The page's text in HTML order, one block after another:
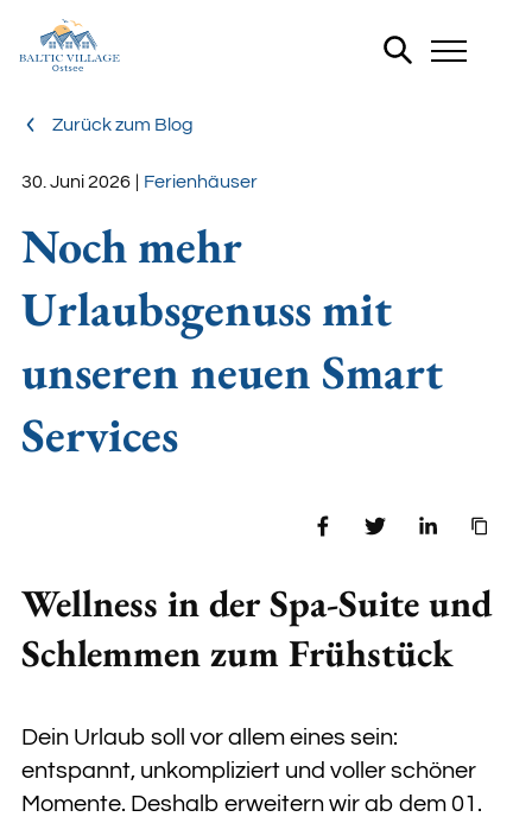
FERIENHÄUSER
Zurück zum Blog
30. Juni 2026 Ferienhäuser
Noch mehr
Urlaubsgenuss mit
unseren neuen Smart
Services
Wellness in der Spa-Suite und
Schlemmen zum Frühstück
Dein Urlaub soll vor allem eines sein:
entspannt, unkompliziert und voller schöner
Momente. Deshalb erweitern wir ab dem 01.